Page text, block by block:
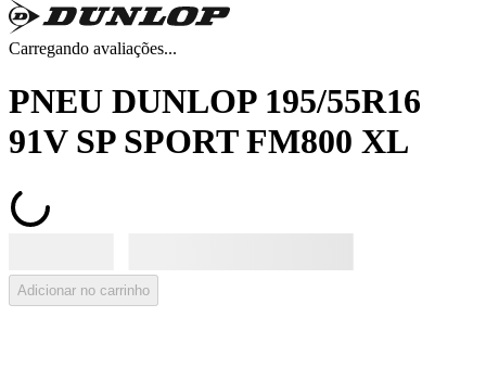
Carregando avaliações...
PNEU DUNLOP 195/55R16
91V SP SPORT FM800 XL
Adicionar no carrinho